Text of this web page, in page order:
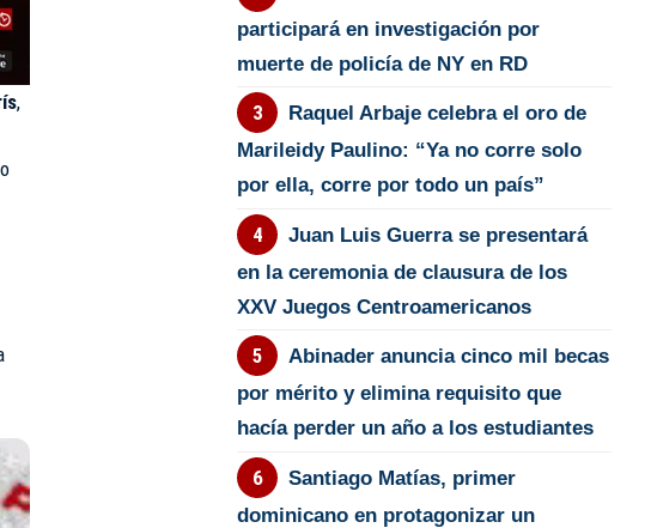
,
participará en investigación por
muerte de policía de NY en RD
Raquel Arbaje celebra el oro de
Marileidy Paulino: “Ya no corre solo
por ella, corre por todo un país”
Juan Luis Guerra se presentará
en la ceremonia de clausura de los
XXV Juegos Centroamericanos
Abinader anuncia cinco mil becas
por mérito y elimina requisito que
hacía perder un año a los estudiantes
Santiago Matías, primer
dominicano en protagonizar un